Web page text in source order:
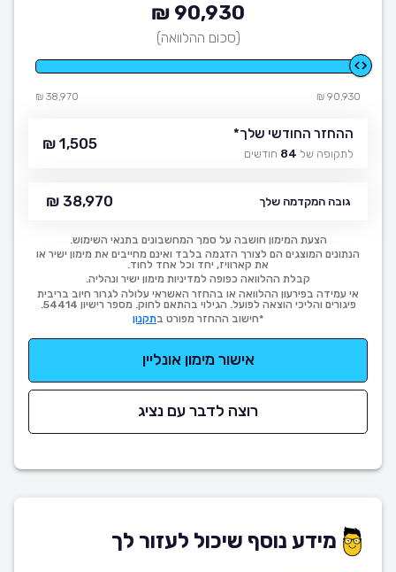
90,930 ₪
(סכום ההלוואה)
90,930 ₪
38,970 ₪
ההחזר החודשי שלך*
לתקופה של 84 חודשים
1,505 ₪
גובה המקדמה שלך 38,970 ₪
הצעת המימון חושבה על סמך המחשבונים בתנאי השימוש.
הנתונים המוצגים הם לצורך הדגמה בלבד ואינם מחייבים את מימון ישיר או
את קארוויז, יחד וכל אחד לחוד.
קבלת ההלוואה כפופה למדיניות מימון ישיר ונהליה.
אי עמידה בפירעון ההלוואה או בהחזר האשראי עלולה לגרור חיוב בריבית
פיגורים והליכי הוצאה לפועל. הגילוי בהתאם לחוק. מספר רישיון 54414.
*חישוב ההחזר מפורט בתקנון
אישור מימון אונליין
רוצה לדבר עם נציג
מידע נוסף שיכול לעזור לך